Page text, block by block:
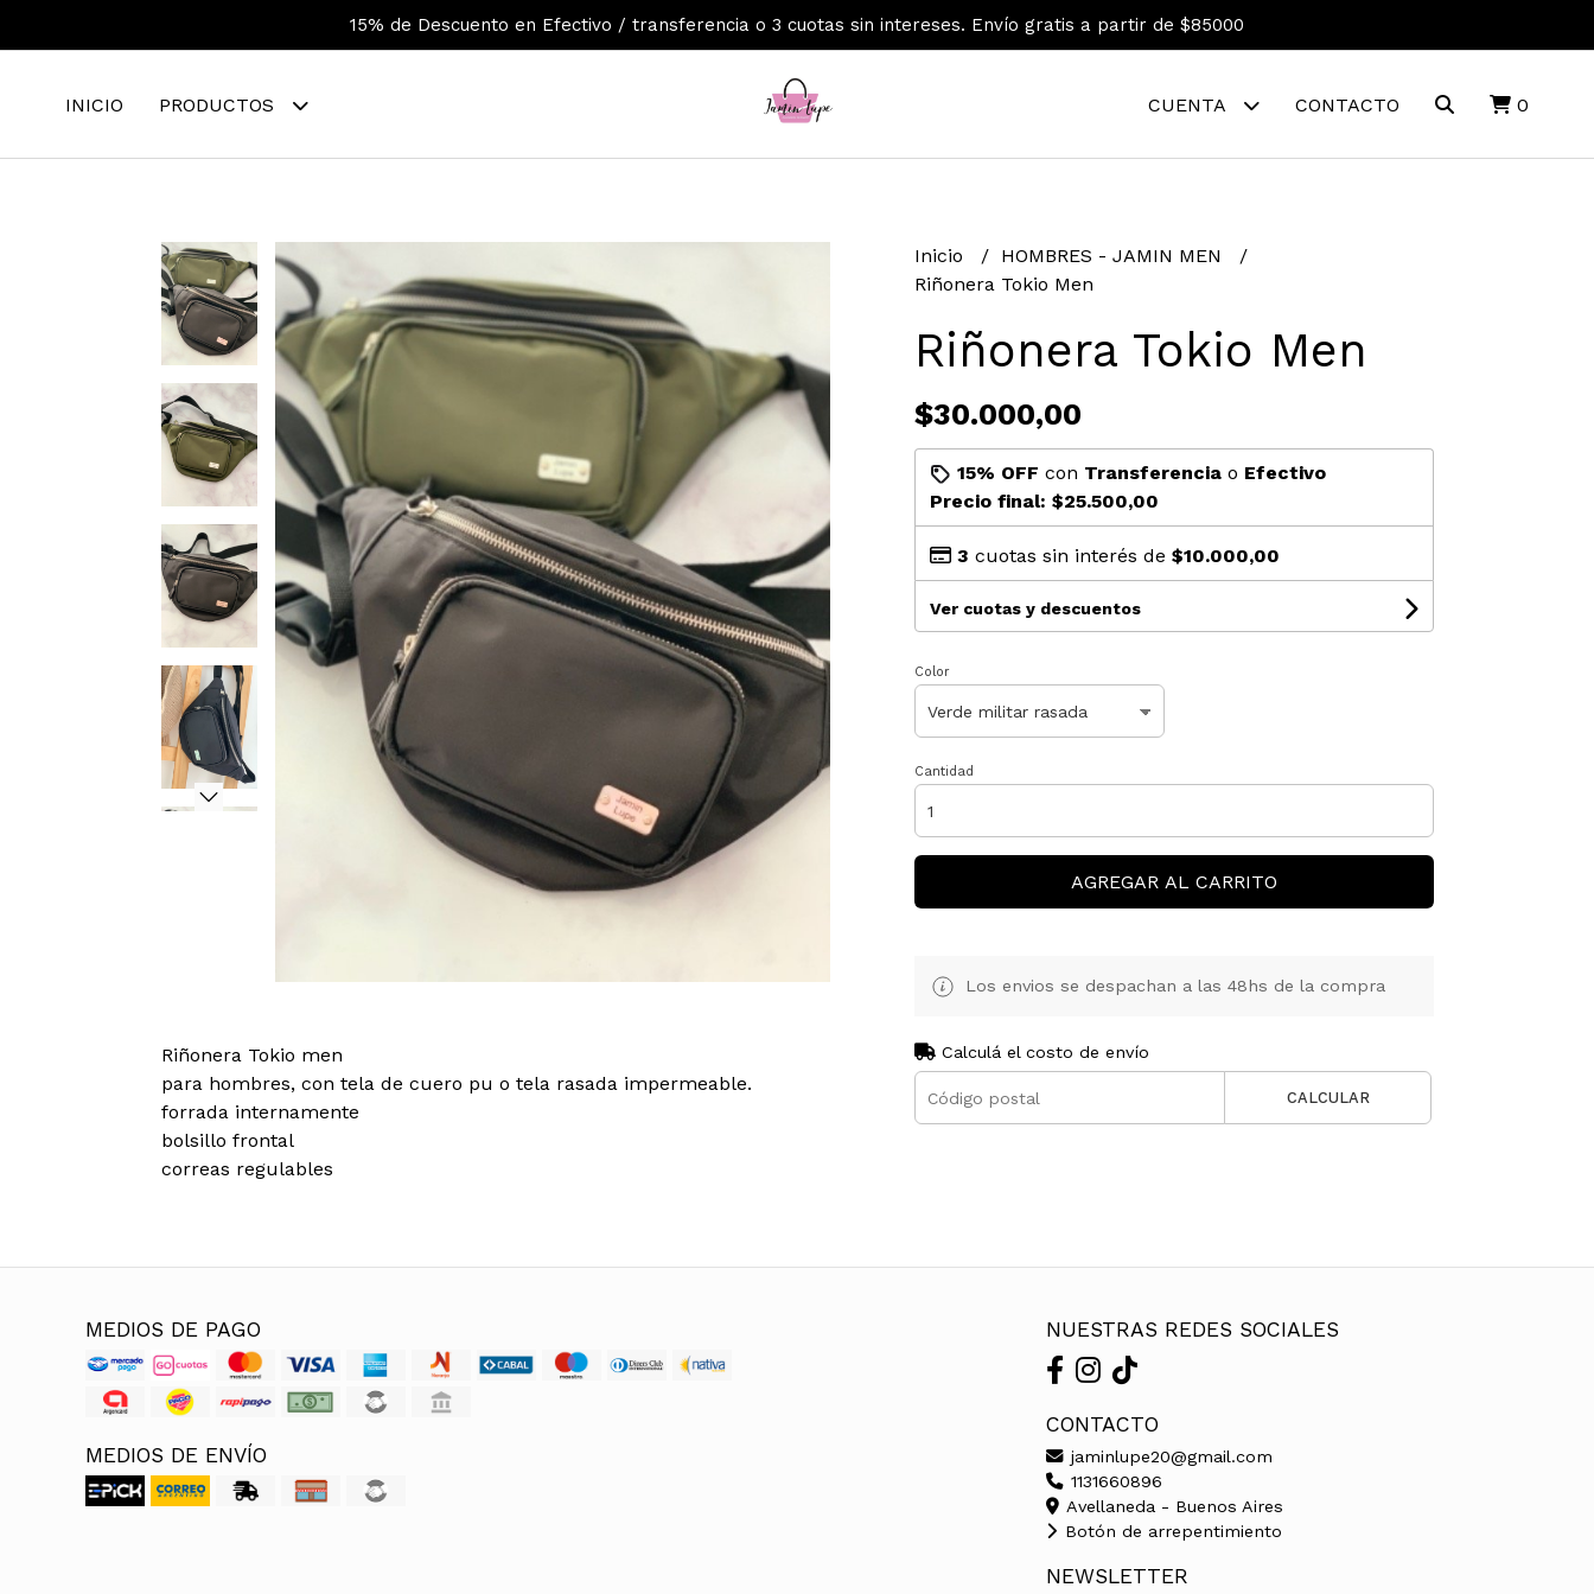
15% de Descuento en Efectivo / transferencia o 3 cuotas sin intereses. Envío gratis a partir de $85000
INICIO PRODUCTOS CUENTA CONTACTO 0
Riñonera Tokio men
para hombres, con tela de cuero pu o tela rasada impermeable.
forrada internamente
bolsillo frontal
correas regulables
Inicio
HOMBRES - JAMIN MEN
Riñonera Tokio Men
Riñonera Tokio Men
$30.000,00
15% OFF con Transferenciao Efectivo
Precio final: $25.500,00
3 cuotas sin interés de $10.000,00
Ver cuotas y descuentos
Color
Cantidad
AGREGAR AL CARRITO
Los envios se despachan a las 48hs de la compra
Calculá el costo de envío
CALCULAR
MEDIOS DE PAGO
MEDIOS DE ENVÍO
NUESTRAS REDES SOCIALES
CONTACTO
jaminlupe20@gmail.com
1131660896
Avellaneda - Buenos Aires
Botón de arrepentimiento
NEWSLETTER